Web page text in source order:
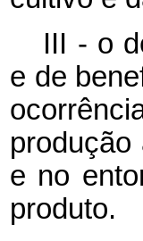
III - o
e de
e no
produto.